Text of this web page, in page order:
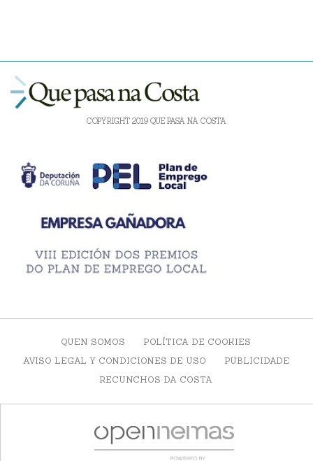
COPYRIGHT 2019 QUE PASA NA COSTA
QUEN SOMOS
POLÍTICA DE COOKIES
AVISO LEGAL Y CONDICIONES DE USO
PUBLICIDADE
RECUNCHOS DA COSTA